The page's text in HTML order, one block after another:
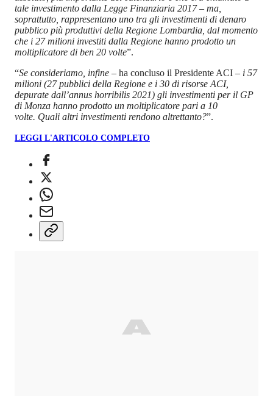
tale investimento dalla Legge Finanziaria 2017 – ma,
soprattutto, rappresentano uno tra gli investimenti di denaro
pubblico più produttivi della Regione Lombardia, dal momento
che i 27 milioni investiti dalla Regione hanno prodotto un
moltiplicatore di ben 20 volte”.
“Se consideriamo, infine – ha concluso il Presidente ACI – i 57
milioni (27 pubblici della Regione e i 30 di risorse ACI,
depurate dall’annus horribilis 2021) gli investimenti per il GP
di Monza hanno prodotto un moltiplicatore pari a 10
volte. Quali altri investimenti rendono altrettanto?”.
LEGGI L'ARTICOLO COMPLETO